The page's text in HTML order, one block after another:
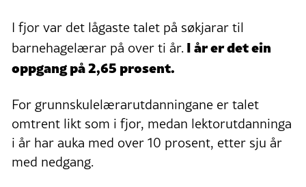
I fjor var det lågaste talet på søkjarar til
barnehagelærar på over ti år.I år er det ein
oppgang på 2,65 prosent.
For grunnskulelærarutdanningane er talet
omtrent likt som i fjor, medan lektorutdanninga
i år har auka med over 10 prosent, etter sju år
med nedgang.